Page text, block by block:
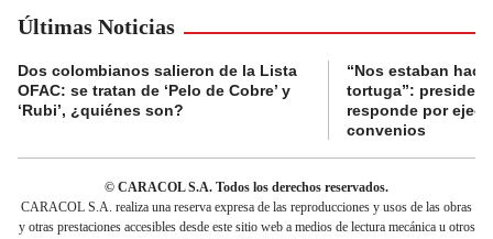
Últimas Noticias
Dos colombianos salieron de la Lista
OFAC: se tratan de ‘Pelo de Cobre’ y
‘Rubi’, ¿quiénes son?
“Nos estaban
tortuga”:
responde por
convenios
© CARACOL S.A. Todos los derechos reservados.
CARACOL S.A. realiza una reserva expresa de las reproducciones y usos de las obras
y otras prestaciones accesibles desde este sitio web a medios de lectura mecánica u otros